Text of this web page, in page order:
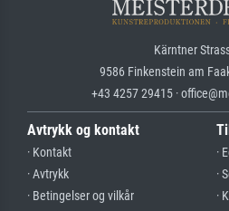
Kärntner
9586 Finkenstein am
+43 4257 29415 ·
Avtrykk og kontakt
· Kontakt
· Avtrykk
· Betingelser og vilkår
·
·
·